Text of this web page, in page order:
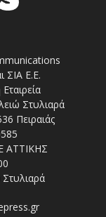
ΣΙΑ Ε.Ε.
Στυλιαρά
Πειραιάς
ΑΤΤΙΚΗΣ